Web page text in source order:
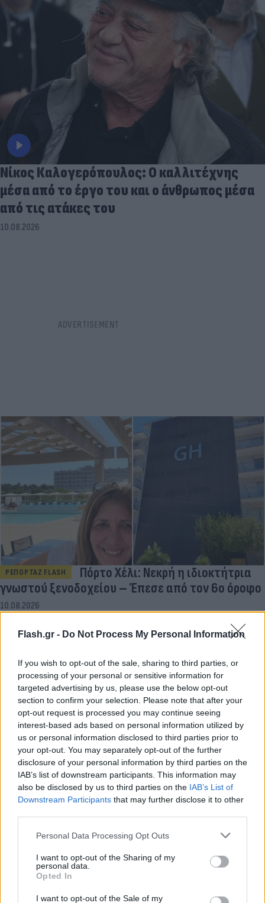
Flash.gr - Do Not Process My Personal Information
If you wish to opt-out of the sale, sharing to third parties, or
processing of your personal or sensitive information for
targeted advertising by us, please use the below opt-out
section to confirm your selection. Please note that after your
opt-out request is processed you may continue seeing
interest-based ads based on personal information utilized by
us or personal information disclosed to third parties prior to
your opt-out. You may separately opt-out of the further
disclosure of your personal information by third parties on the
IAB’s list of downstream participants. This information may
also be disclosed by us to third parties on the IAB’s List of
Downstream Participants that may further disclose it to other
Please note that this website/app uses one or more Google
not limited to your visit or usage behaviour. You may click to
grant or deny consent to Google and its third-party tags to
use your data for below specified purposes in below Google
consent section.
Personal Data Processing Opt Outs
I want to opt-out of the Sharing of my
personal data.
Opted In
I want to opt-out of the Sale of my
Νίκος Καλογερόπουλος: Ο καλλιτέχνης
μέσα από το έργο του και ο άνθρωπος μέσα
από τις ατάκες του
10.08.2026
ΡΕΠΟΡΤΑΖ FLASH
Πόρτο Χέλι: Νεκρή η ιδιοκτήτρια
γνωστού ξενοδοχείου – Έπεσε από τον 6ο όροφο
10.08.2026
Ο Μίλτος Τεντόγλου «πέταξε» στον τελικό του
Ευρωπαϊκού Πρωταθλήματος
10.08.2026